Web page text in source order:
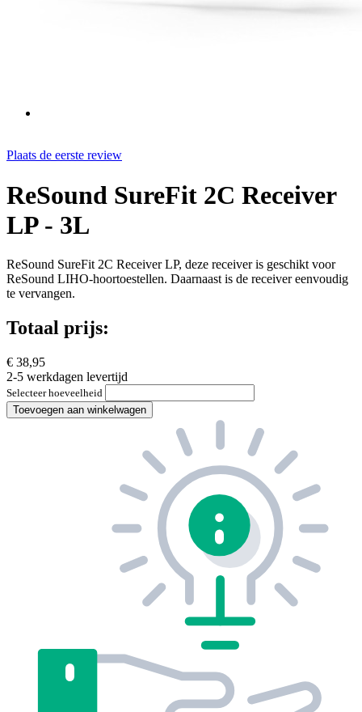
Plaats de eerste review
ReSound SureFit 2C Receiver
LP - 3L
ReSound SureFit 2C Receiver LP, deze receiver is geschikt voor
ReSound LIHO-hoortoestellen. Daarnaast is de receiver eenvoudig
te vervangen.
Totaal prijs:
€ 38,95
2-5 werkdagen levertijd
Selecteer hoeveelheid
Toevoegen aan winkelwagen